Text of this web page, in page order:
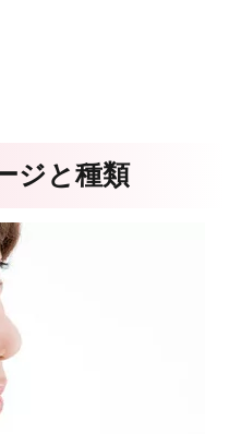
ジと種類